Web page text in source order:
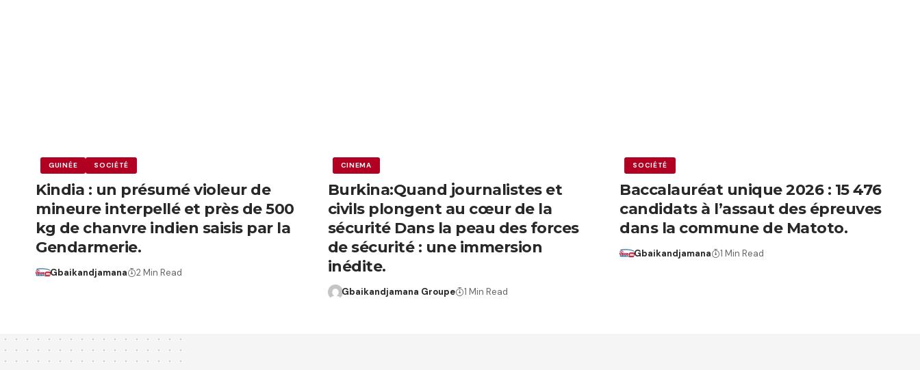
GUINÉE SOCIÉTÉ
Kindia : un présumé violeur de
mineure interpellé et près de 500
kg de chanvre indien saisis par la
Gendarmerie.
Gbaikandjamana 2 Min Read
CINEMA
Burkina:Quand journalistes et
civils plongent au cœur de la
sécurité Dans la peau des forces
de sécurité : une immersion
inédite.
Gbaikandjamana Groupe 1 Min Read
SOCIÉTÉ
Baccalauréat unique 2026 : 15 476
candidats à l’assaut des épreuves
dans la commune de Matoto.
Gbaikandjamana 1 Min Read